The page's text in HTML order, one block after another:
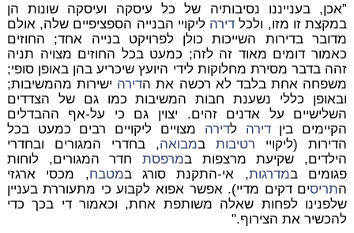
”אכן, בענייננו נסיבותיה של כל עיסקה ועיסקה שונות הן
במקצת זו מזו, ולכל דירה ליקויי הבנייה הספציפיים שלה, אולם
מדובר בדירות השייכות כולן לפרויקט בנייה אחד; החוזים
כאמור דומים מאוד זה לזה; כמעט בכל החוזים מצויה תניה
זהה בדבר מסירת מחלוקות לידי היועץ שיכריע בהן באופן סופי;
משפחה אחת בלבד לא רכשה את הדירה ישירות מהמשיבות;
ובאופן כללי נשענת חבות המשיבות כמו גם של הצדדים
השלישיים על אדנים זהים. יצוין גם כי על-אף ההבדלים
הקיימים ביןדירה לדירה מצויים ליקויים רבים כמעט בכל
הדירות (ליקויי רטיבותבמבואה, בחדרי המגורים ובחדרי
הילדים, שקיעת מרצפות במרפסת חדר המגורים, לוחות
פגומים במדרגות, אי-התקנת סורג במטבח, מכסי ארגזי
התריסים דקים מדיי). אפשר אפוא לקבוע כי מתעוררת בעניין
שלפנינו לפחות שאלה משותפת אחת, וכאמור די בכך כדי
להכשיר את הצירוף."